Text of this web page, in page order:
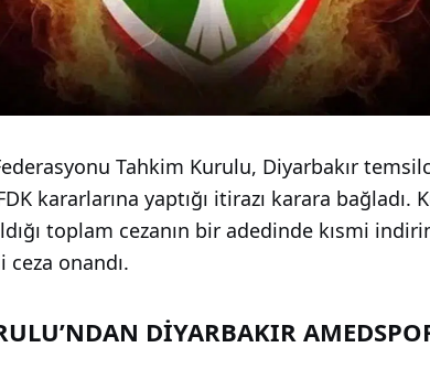
Tahkim Kurulu, Diyarbakır
kararlarına yaptığı itirazı karara bağladı.
toplam cezanın bir adedinde kısmi
onandı.
DİYARBAKIR